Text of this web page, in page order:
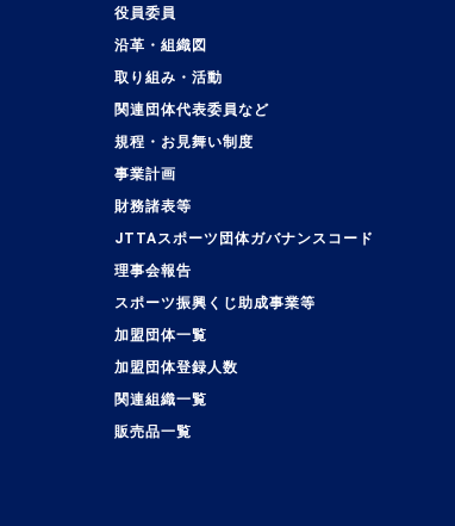
役員委員
沿革・組織図
取り組み・活動
関連団体代表委員など
規程・お見舞い制度
事業計画
財務諸表等
JTTAスポーツ団体ガバナンスコード
理事会報告
スポーツ振興くじ助成事業等
加盟団体一覧
加盟団体登録人数
関連組織一覧
販売品一覧